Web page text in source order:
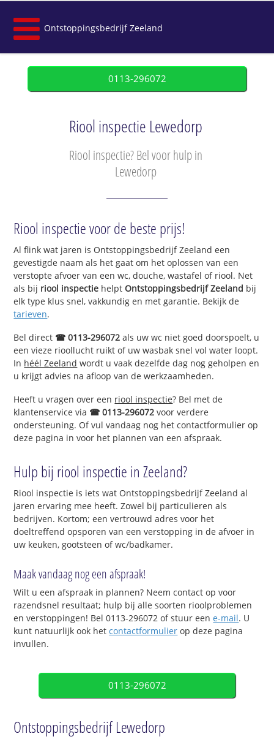
Ontstoppingsbedrijf Zeeland
0113-296072
Riool inspectie Lewedorp
Riool inspectie? Bel voor hulp in
Lewedorp
Riool inspectie voor de beste prijs!
Al flink wat jaren is Ontstoppingsbedrijf Zeeland een
gevestigde naam als het gaat om het oplossen van een
verstopte afvoer van een wc, douche, wastafel of riool. Net
als bij riool inspectie helptOntstoppingsbedrijf Zeeland bij
elk type klus snel, vakkundig en met garantie. Bekijk de
tarieven.
Bel direct ☎ 0113-296072 als uw wc niet goed doorspoelt, u
een vieze rioollucht ruikt of uw wasbak snel vol water loopt.
In héél Zeeland wordt u vaak dezelfde dag nog geholpen en
u krijgt advies na afloop van de werkzaamheden.
Heeft u vragen over een riool inspectie? Bel met de
klantenservice via ☎ 0113-296072 voor verdere
ondersteuning. Of vul vandaag nog het contactformulier op
deze pagina in voor het plannen van een afspraak.
Hulp bij riool inspectie in Zeeland?
Riool inspectie is iets wat Ontstoppingsbedrijf Zeeland al
jaren ervaring mee heeft. Zowel bij particulieren als
bedrijven. Kortom; een vertrouwd adres voor het
doeltreffend opsporen van een verstopping in de afvoer in
uw keuken, gootsteen of wc/badkamer.
Maak vandaag nog een afspraak!
Wilt u een afspraak in plannen? Neem contact op voor
razendsnel resultaat; hulp bij alle soorten rioolproblemen
en verstoppingen! Bel 0113-296072 of stuur eene-mail. U
kunt natuurlijk ook hetcontactformulier op deze pagina
invullen.
0113-296072
Ontstoppingsbedrijf Lewedorp